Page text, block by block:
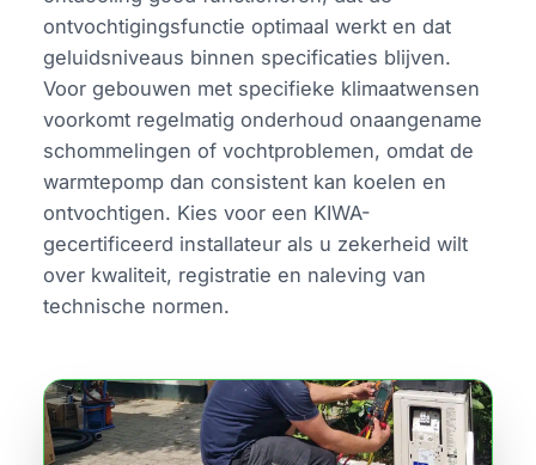
ontvochtigingsfunctie optimaal werkt en dat
geluidsniveaus binnen specificaties blijven.
Voor gebouwen met specifieke klimaatwensen
voorkomt regelmatig onderhoud onaangename
schommelingen of vochtproblemen, omdat de
warmtepomp dan consistent kan koelen en
ontvochtigen. Kies voor een KIWA-
gecertificeerd installateur als u zekerheid wilt
over kwaliteit, registratie en naleving van
technische normen.